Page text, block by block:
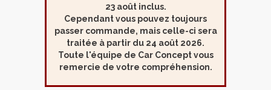
23 août inclus.
Cependant vous pouvez toujours
passer commande, mais celle-ci sera
traitée à partir du 24 août 2026.
Toute l'équipe de Car Concept vous
remercie de votre compréhension.